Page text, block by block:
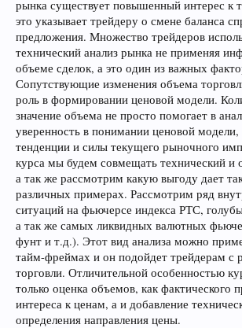
рынка существует повышенный интерес к
это указывает трейдеру о смене баланса
предложения. Множество трейдеров
технический анализ рынка не применяя
объеме сделок, а это один из важных
Сопутствующие изменения объема
роль в формировании ценовой модели.
значение объема не просто помогает в
уверенность в понимании ценовой модели,
тенденции и силы текущего рыночного
курса мы будем совмещать технический и
а так же рассмотрим какую выгоду дает
различных примерах. Рассмотрим ряд
ситуаций на фьючерсе индекса РТС,
а так же самых ликвидных валютных
фунт и т.д.). Этот вид анализа можно
тайм-фреймах и он подойдет трейдерам с
торговли. Отличительной особенностью
только оценка объемов, как фактического
интереса к ценам, а и добавление
определения направления цены.